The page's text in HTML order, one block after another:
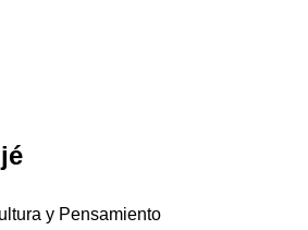
y Pensamiento